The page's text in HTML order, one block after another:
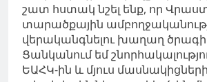
շատ հստակ նշել ենք, որ
տարածքային
վերականգնելու խաղաղ
Ցանկանում եմ
ԵԱՀԿ-ին և մյուս